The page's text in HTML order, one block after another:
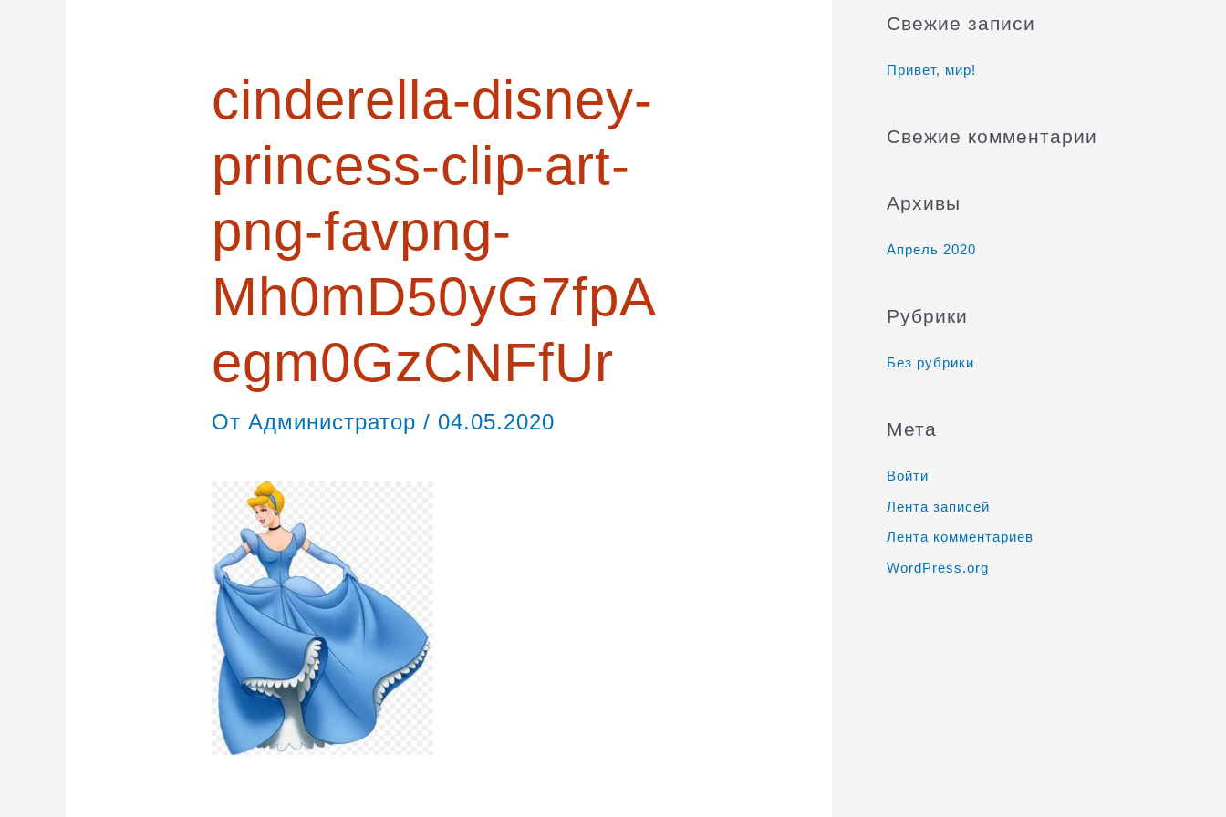
cinderella-disney-
princess-clip-art-
png-favpng-
Mh0mD50yG7fpA
egm0GzCNFfUr
ОтАдминистратор/ 04.05.2020
с
Свежие записи
Привет, мир!
Свежие комментарии
Архивы
Апрель 2020
Рубрики
Без рубрики
Мета
Войти
Лента записей
Лента комментариев
WordPress.org